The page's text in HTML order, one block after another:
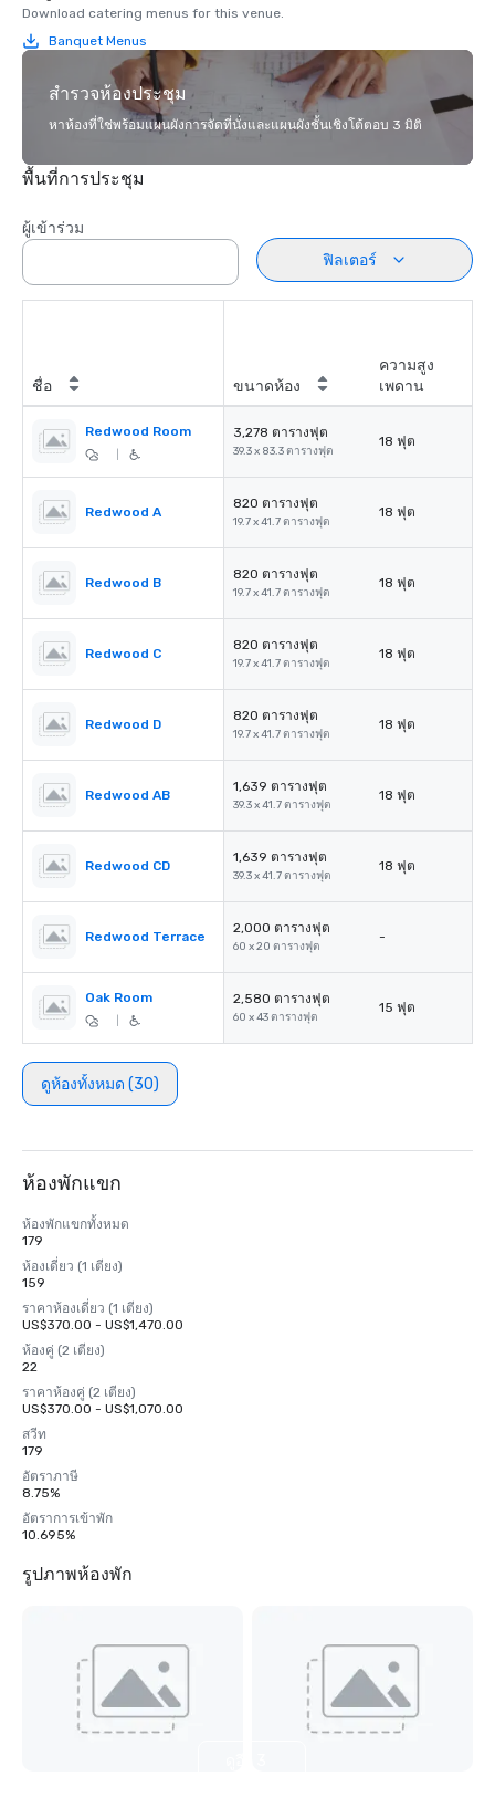
Download catering menus for this venue.
Banquet Menus
สำรวจห้องประชุม
หาห้องที่ใช่พร้อมแผนผังการจัดที่นั่งและแผนผังชั้นเชิงโต้ตอบ 3 มิติ
พื้นที่การประชุม
ผู้เข้าร่วม
ฟิลเตอร์
ชื่อ ขนาดห้อง
ความสูง
เพดาน
Redwood Room 3,278 ตารางฟุต
39.3 x 83.3 ตารางฟุต
18 ฟุต
Redwood A
820 ตารางฟุต
19.7 x 41.7 ตารางฟุต
18 ฟุต
Redwood B
820 ตารางฟุต
19.7 x 41.7 ตารางฟุต
18 ฟุต
Redwood C
820 ตารางฟุต
19.7 x 41.7 ตารางฟุต
18 ฟุต
Redwood D
820 ตารางฟุต
19.7 x 41.7 ตารางฟุต
18 ฟุต
Redwood AB
1,639 ตารางฟุต
39.3 x 41.7 ตารางฟุต
18 ฟุต
Redwood CD
1,639 ตารางฟุต
39.3 x 41.7 ตารางฟุต
18 ฟุต
Redwood Terrace
2,000 ตารางฟุต
60 x 20 ตารางฟุต
-
Oak Room 2,580 ตารางฟุต
60 x 43 ตารางฟุต
15 ฟุต
ดูห้องทั้งหมด (30)
ห้องพักแขก
ห้องพักแขกทั้งหมด
179
ห้องเดี่ยว (1 เตียง)
159
ราคาห้องเดี่ยว (1 เตียง)
US$370.00 - US$1,470.00
ห้องคู่ (2 เตียง)
22
ราคาห้องคู่ (2 เตียง)
US$370.00 - US$1,070.00
สวีท
179
อัตราภาษี
8.75%
อัตราการเข้าพัก
10.695%
รูปภาพห้องพัก